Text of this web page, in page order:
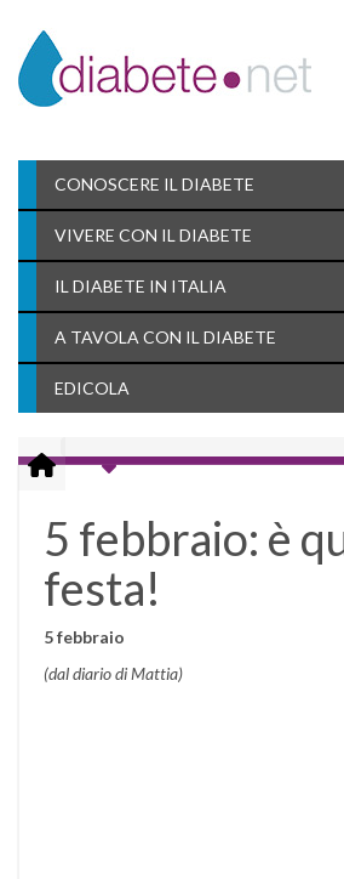
CONOSCERE IL DIABETE
VIVERE CON IL DIABETE
IL DIABETE IN ITALIA
A TAVOLA CON IL DIABETE
EDICOLA
5 febbraio: è
festa!
5 febbraio
(dal diario di Mattia)